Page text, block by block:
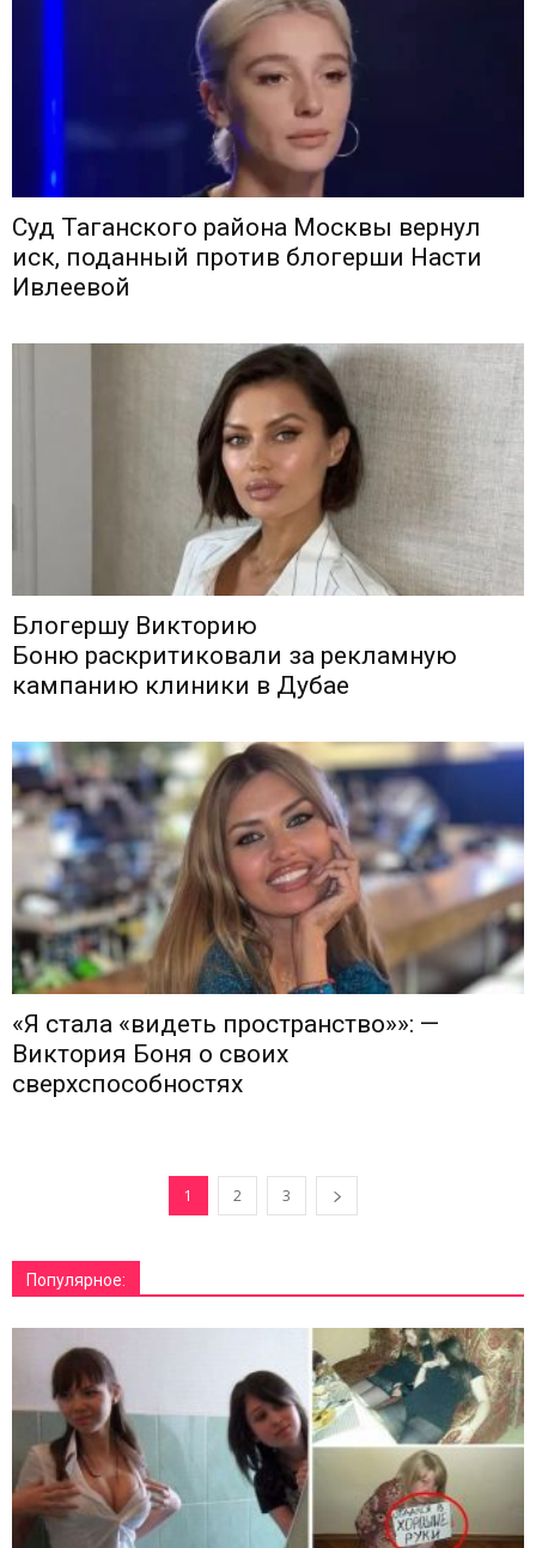
Суд Таганского района Москвы вернул
иск, поданный против блогерши Насти
Ивлеевой
Блогершу Викторию
Боню раскритиковали за рекламную
кампанию клиники в Дубае
«Я стала «видеть пространство»»: —
Виктория Боня о своих
сверхспособностях
1 2 3
Популярное: